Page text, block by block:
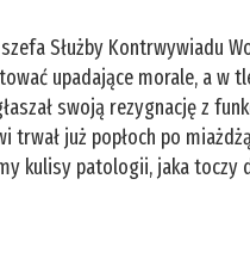
Służby Kontrwywiadu
upadające morale, a w
swoją rezygnację z
trwał już popłoch po
kulisy patologii, jaka toczy